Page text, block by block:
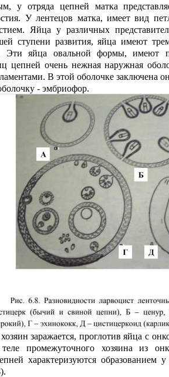
у отряда цепней матка
У лентецов матка, имеет вид
Яйца у различных
ступени развития, яйца имеют
Эти яйца овальной формы, имеют
цепней очень нежная наружная
В этой оболочке заключена
- эмбриофор.
заражается, проглотив яйца с
промежуточного хозяина из
характеризуются